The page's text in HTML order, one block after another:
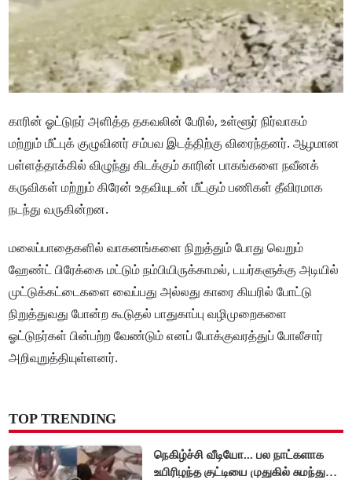
காரின் ஓட்டுநர் அளித்த தகவலின் பேரில், உள்ளூர் நிர்வாகம்
மற்றும் மீட்புக் குழுவினர் சம்பவ இடத்திற்கு விரைந்தனர். ஆழமான
பள்ளத்தாக்கில் விழுந்து கிடக்கும் காரின் பாகங்களை நவீனக்
கருவிகள் மற்றும் கிரேன் உதவியுடன் மீட்கும் பணிகள் தீவிரமாக
நடந்து வருகின்றன.
மலைப்பாதைகளில் வாகனங்களை நிறுத்தும் போது வெறும்
ஹேண்ட் பிரேக்கை மட்டும் நம்பியிருக்காமல், டயர்களுக்கு அடியில்
முட்டுக்கட்டைகளை வைப்பது அல்லது காரை கியரில் போட்டு
நிறுத்துவது போன்ற கூடுதல் பாதுகாப்பு வழிமுறைகளை
ஓட்டுநர்கள் பின்பற்ற வேண்டும் எனப் போக்குவரத்துப் போலீசார்
அறிவுறுத்தியுள்ளனர்.
TOP TRENDING
நெகிழ்ச்சி வீடியோ... பல நாட்களாக
உயிரிழந்த குட்டியை முதுகில் சுமந்து